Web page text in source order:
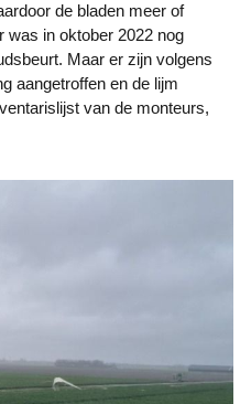
de bladen meer of
was in oktober 2022 nog
Maar er zijn volgens
aangetroffen en de lijm
van de monteurs,